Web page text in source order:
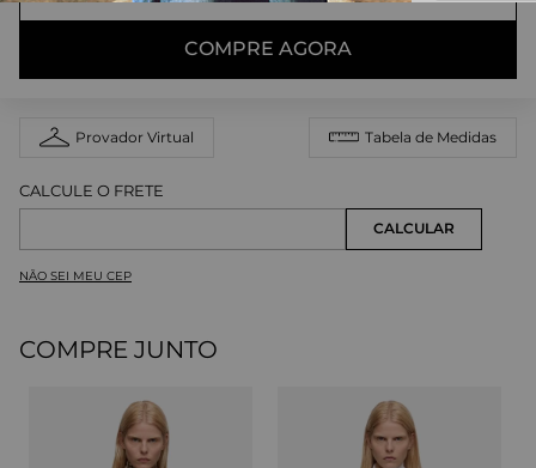
COMPRE AGORA
Provador Virtual Tabela de Medidas
NÃO SEI MEU CEP
COMPRE JUNTO